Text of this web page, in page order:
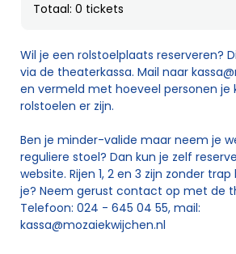
Totaal: 0 tickets
Wil je een rolstoelplaats reserveren?
via de theaterkassa. Mail naar
en vermeld met hoeveel personen je
rolstoelen er zijn.
Ben je minder-valide maar neem je
reguliere stoel? Dan kun je zelf
website. Rijen 1, 2 en 3 zijn zonder
je? Neem gerust contact op met de
Telefoon: 024 - 645 04 55, mail:
kassa@mozaiekwijchen.nl